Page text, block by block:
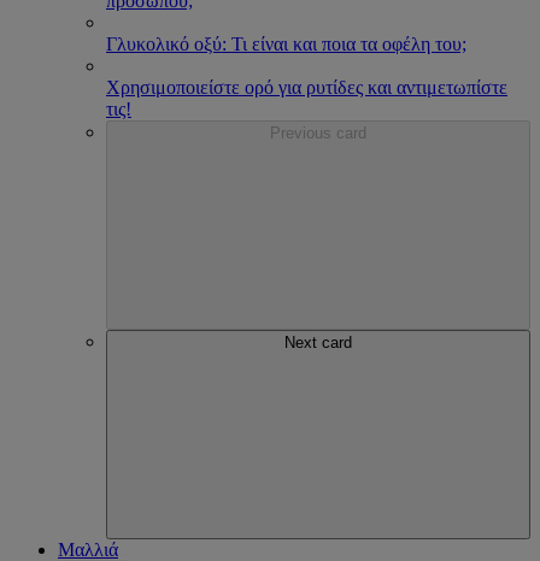
Γλυκολικό οξύ: Τι είναι και ποια τα οφέλη του;
Χρησιμοποιείστε ορό για ρυτίδες και αντιμετωπίστε
τις!
Previous card
Next card
Μαλλιά